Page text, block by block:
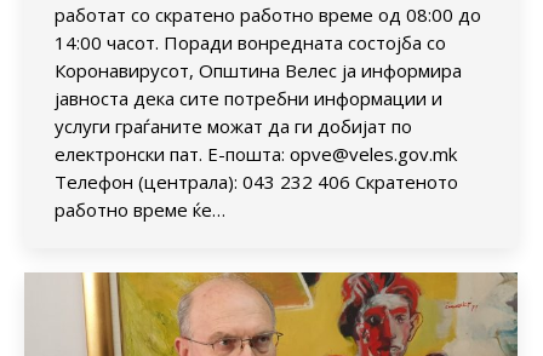
работат со скратено работно време од 08:00 до
14:00 часот. Поради вонредната состојба со
Коронавирусот, Општина Велес ја информира
јавноста дека сите потребни информации и
услуги граѓаните можат да ги добијат по
електронски пат. Е-пошта: opve@veles.gov.mk
Телефон (централа): 043 232 406 Скратеното
работно време ќе…